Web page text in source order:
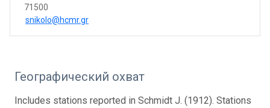
71500
snikolo@hcmr.gr
Географический охват
Includes stations reported in Schmidt J. (1912). Stations